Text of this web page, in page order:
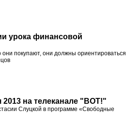
урока финансовой
покупают, они должны ориентироваться
2013 на телеканале "ВОТ!"
Слуцкой в программе «Свободные